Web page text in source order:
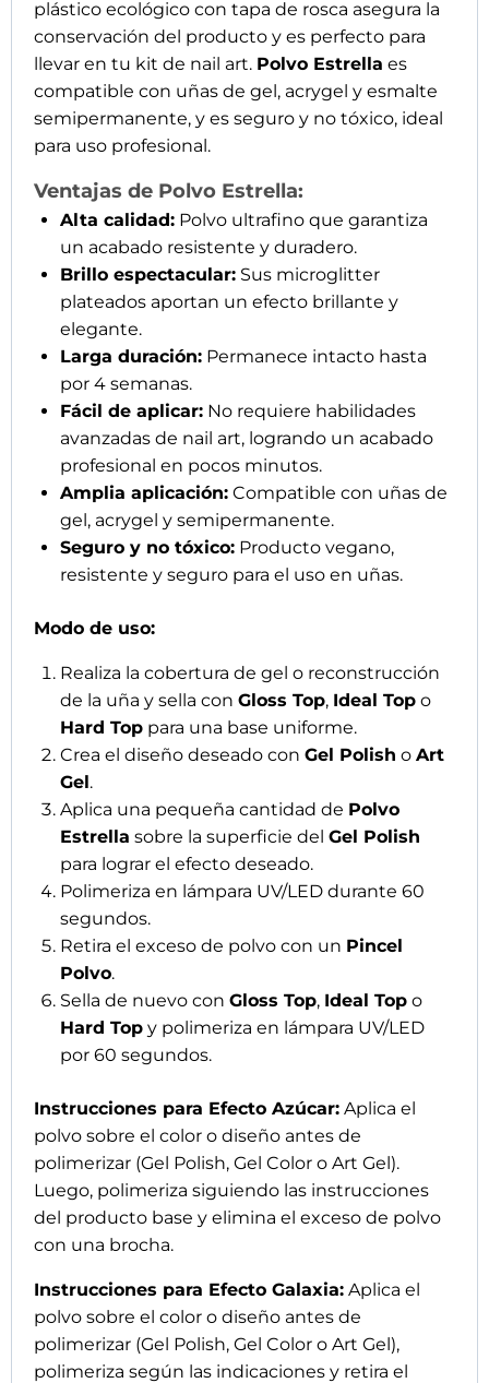
plástico ecológico con tapa de rosca asegura la
conservación del producto y es perfecto para
llevar en tu kit de nail art. Polvo Estrella es
compatible con uñas de gel, acrygel y esmalte
semipermanente, y es seguro y no tóxico, ideal
para uso profesional.
Ventajas de Polvo Estrella:
Alta calidad: Polvo ultrafino que garantiza
un acabado resistente y duradero.
Brillo espectacular: Sus microglitter
plateados aportan un efecto brillante y
elegante.
Larga duración: Permanece intacto hasta
por 4 semanas.
Fácil de aplicar: No requiere habilidades
avanzadas de nail art, logrando un acabado
profesional en pocos minutos.
Amplia aplicación: Compatible con uñas de
gel, acrygel y semipermanente.
Seguro y no tóxico: Producto vegano,
resistente y seguro para el uso en uñas.
Modo de uso:
Realiza la cobertura de gel o reconstrucción
de la uña y sella con Gloss Top, Ideal Top o
Hard Top para una base uniforme.
Crea el diseño deseado con Gel Polish o Art
Gel.
Aplica una pequeña cantidad de Polvo
Estrella sobre la superficie del Gel Polish
para lograr el efecto deseado.
Polimeriza en lámpara UV/LED durante 60
segundos.
Retira el exceso de polvo con un Pincel
Polvo.
Sella de nuevo con Gloss Top, Ideal Top o
Hard Top y polimeriza en lámpara UV/LED
por 60 segundos.
Instrucciones para Efecto Azúcar: Aplica el
polvo sobre el color o diseño antes de
polimerizar (Gel Polish, Gel Color o Art Gel).
Luego, polimeriza siguiendo las instrucciones
del producto base y elimina el exceso de polvo
con una brocha.
Instrucciones para Efecto Galaxia: Aplica el
polvo sobre el color o diseño antes de
polimerizar (Gel Polish, Gel Color o Art Gel),
polimeriza según las indicaciones y retira el